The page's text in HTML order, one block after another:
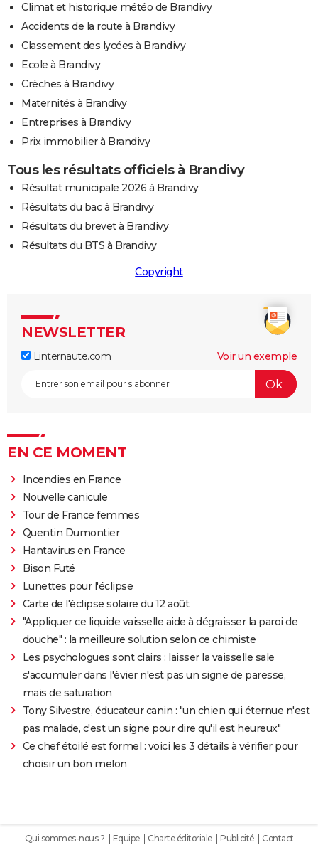
Climat et historique météo de Brandivy
Accidents de la route à Brandivy
Classement des lycées à Brandivy
Ecole à Brandivy
Crèches à Brandivy
Maternités à Brandivy
Entreprises à Brandivy
Prix immobilier à Brandivy
Tous les résultats officiels à Brandivy
Résultat municipale 2026 à Brandivy
Résultats du bac à Brandivy
Résultats du brevet à Brandivy
Résultats du BTS à Brandivy
Copyright
NEWSLETTER
Linternaute.com Voir un exemple
EN CE MOMENT
Incendies en France
Nouvelle canicule
Tour de France femmes
Quentin Dumontier
Hantavirus en France
Bison Futé
Lunettes pour l'éclipse
Carte de l'éclipse solaire du 12 août
"Appliquer ce liquide vaisselle aide à dégraisser la paroi de
douche" : la meilleure solution selon ce chimiste
Les psychologues sont clairs : laisser la vaisselle sale
s'accumuler dans l'évier n'est pas un signe de paresse,
mais de saturation
Tony Silvestre, éducateur canin : "un chien qui éternue n'est
pas malade, c'est un signe pour dire qu'il est heureux"
Ce chef étoilé est formel : voici les 3 détails à vérifier pour
choisir un bon melon
Qui sommes-nous ? Equipe Charte éditoriale Publicité Contact